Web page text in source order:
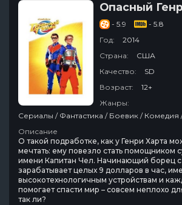
Опасный
- 5.9
- 5.8
Год:
2014
Страна:
США
Качество:
SD
Возраст:
12+
Жанры:
Сериалы / Фантастика / Боевик /
Описание
О такой подработке, как у Генри Харта
мечтать: ему повезло стать помощником
имени Капитан Чел. Начинающий борец с
зарабатывает целых 9 долларов в час,
высокотехнологичным устройствам и
помогает спасти мир – совсем неплохо
так ли?